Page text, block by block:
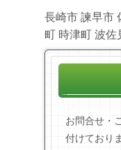
長崎市 諫早市
町 時津町 波
お問合せ・
付けており